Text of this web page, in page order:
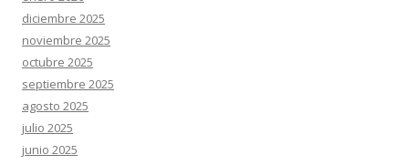
diciembre 2025
noviembre 2025
octubre 2025
septiembre 2025
agosto 2025
julio 2025
junio 2025